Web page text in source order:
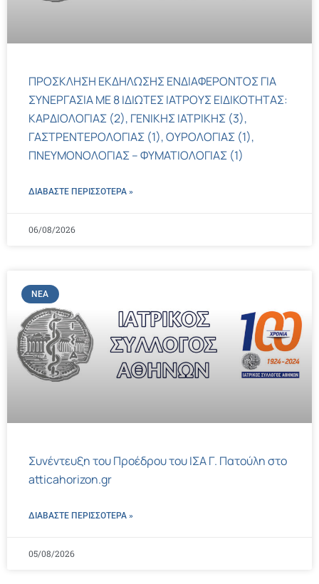
ΠΡΟΣΚΛΗΣΗ ΕΚΔΗΛΩΣΗΣ ΕΝΔΙΑΦΕΡΟΝΤΟΣ ΓΙΑ
ΣΥΝΕΡΓΑΣΙΑ ΜΕ 8 ΙΔΙΩΤΕΣ ΙΑΤΡΟΥΣ ΕΙΔΙΚΟΤΗΤΑΣ:
ΚΑΡΔΙΟΛΟΓΙΑΣ (2), ΓΕΝΙΚΗΣ ΙΑΤΡΙΚΗΣ (3),
ΓΑΣΤΡΕΝΤΕΡΟΛΟΓΙΑΣ (1), ΟΥΡΟΛΟΓΙΑΣ (1),
ΠΝΕΥΜΟΝΟΛΟΓΙΑΣ – ΦΥΜΑΤΙΟΛΟΓΙΑΣ (1)
ΔΙΑΒΑΣΤΕ ΠΕΡΙΣΣΌΤΕΡΑ »
06/08/2026
ΝΈΑ
Συνέντευξη του Προέδρου του ΙΣΑ Γ. Πατούλη στο
atticahorizon.gr
ΔΙΑΒΑΣΤΕ ΠΕΡΙΣΣΌΤΕΡΑ »
05/08/2026